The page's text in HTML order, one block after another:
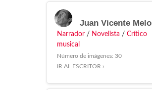
Juan Vicente Melo
Narrador / Novelista / Crítico
musical
Número de imágenes: 30
IR AL ESCRITOR ›